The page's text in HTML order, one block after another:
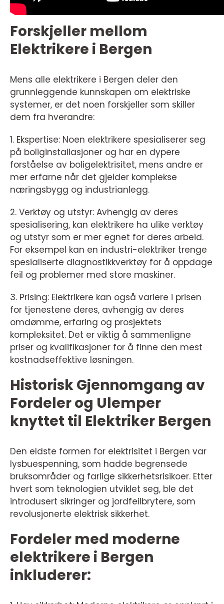
Forskjeller mellom
Elektrikere i Bergen
Mens alle elektrikere i Bergen deler den
grunnleggende kunnskapen om elektriske
systemer, er det noen forskjeller som skiller
dem fra hverandre:
1. Ekspertise: Noen elektrikere spesialiserer seg
på boliginstallasjoner og har en dypere
forståelse av boligelektrisitet, mens andre er
mer erfarne når det gjelder komplekse
næringsbygg og industrianlegg.
2. Verktøy og utstyr: Avhengig av deres
spesialisering, kan elektrikere ha ulike verktøy
og utstyr som er mer egnet for deres arbeid.
For eksempel kan en industri-elektriker trenge
spesialiserte diagnostikkverktøy for å oppdage
feil og problemer med store maskiner.
3. Prising: Elektrikere kan også variere i prisen
for tjenestene deres, avhengig av deres
omdømme, erfaring og prosjektets
kompleksitet. Det er viktig å sammenligne
priser og kvalifikasjoner for å finne den mest
kostnadseffektive løsningen.
Historisk Gjennomgang av
Fordeler og Ulemper
knyttet til Elektriker Bergen
Den eldste formen for elektrisitet i Bergen var
lysbuespenning, som hadde begrensede
bruksområder og farlige sikkerhetsrisikoer. Etter
hvert som teknologien utviklet seg, ble det
introdusert sikringer og jordfeilbrytere, som
revolusjonerte elektrisk sikkerhet.
Fordeler med moderne
elektrikere i Bergen
inkluderer: